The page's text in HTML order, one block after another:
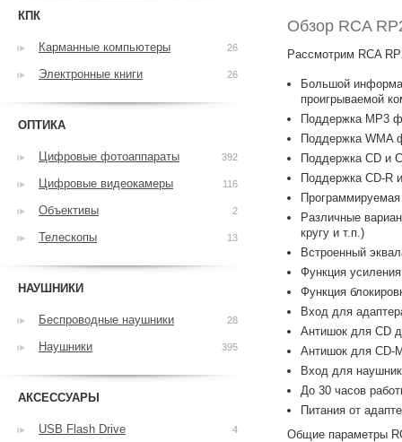
Обзор RCA
Рассмотрим RCA
Большой
проигрываемой
Поддержка MP3
Поддержка WMA
Поддержка CD и
Поддержка CD-R
Различные
кругу и т.п.)
Встроенный
Функция
Функция
Вход для
Антишок для CD
Антишок для CD-
Вход для
До 30 часов
Питания от
Общие параметры
КПК
Карманные компьютеры 26
Электронные книги 26
ОПТИКА
Цифровые фотоаппараты 392
Цифровые видеокамеры 116
Объективы 2
Телескопы 13
НАУШНИКИ
Беспроводные наушники 28
Наушники 395
АКСЕССУАРЫ
USB Flash Drive 4